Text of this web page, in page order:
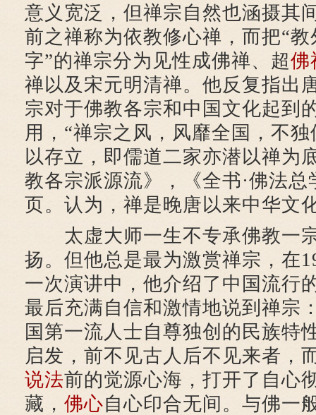
意义宽泛，但禅宗自然也涵摄其
前之禅称为依教修心禅，而把“
字”的禅宗分为见性成佛禅、超佛
禅以及宋元明清禅。他反复指出
宗对于佛教各宗和中国文化起到
用，“禅宗之风，风靡全国，不
以存立，即儒道二家亦潜以禅为
教各宗派源流》，《全书·佛法总
页。认为，禅是晚唐以来中华文
太虚大师一生不专承佛教一
扬。但他总是最为激赏禅宗，在
一次演讲中，他介绍了中国流行
最后充满自信和激情地说到禅宗
国第一流人士自尊独创的民族特
启发，前不见古人后不见来者，
说法前的觉源心海，打开了自心
藏， 佛心自心印合无间。与佛一